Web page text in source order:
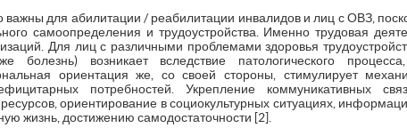
важны для абилитации / реабилитации инвалидов и лиц с ОВЗ,
самоопределения и трудоустройства. Именно трудовая
Для лиц с различными проблемами здоровья
возникает вследствие патологического
ориентация же, со своей стороны, стимулирует
потребностей. Укрепление коммуникативных
ориентирование в социокультурных ситуациях,
жизнь, достижению самодостаточности [2].